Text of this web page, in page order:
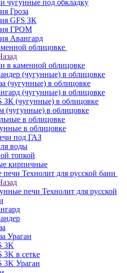
чугунные под обкладку
Гроза
GFS ЗК
ГРОМ
Авангард
облицовке
в каменной облицовке
(чугунные) в облицовке
(чугунные) в облицовке
(чугунные) в облицовке
ЗК (чугунные) в облицовке
(чугунные) в облицовке
в облицовке
в облицовке
под ГАЗ
воды
топкой
кирпичные
Технолит для русской бани
печи Технолит для русской
Ураган
3K
3K в сетке
3K Ураган